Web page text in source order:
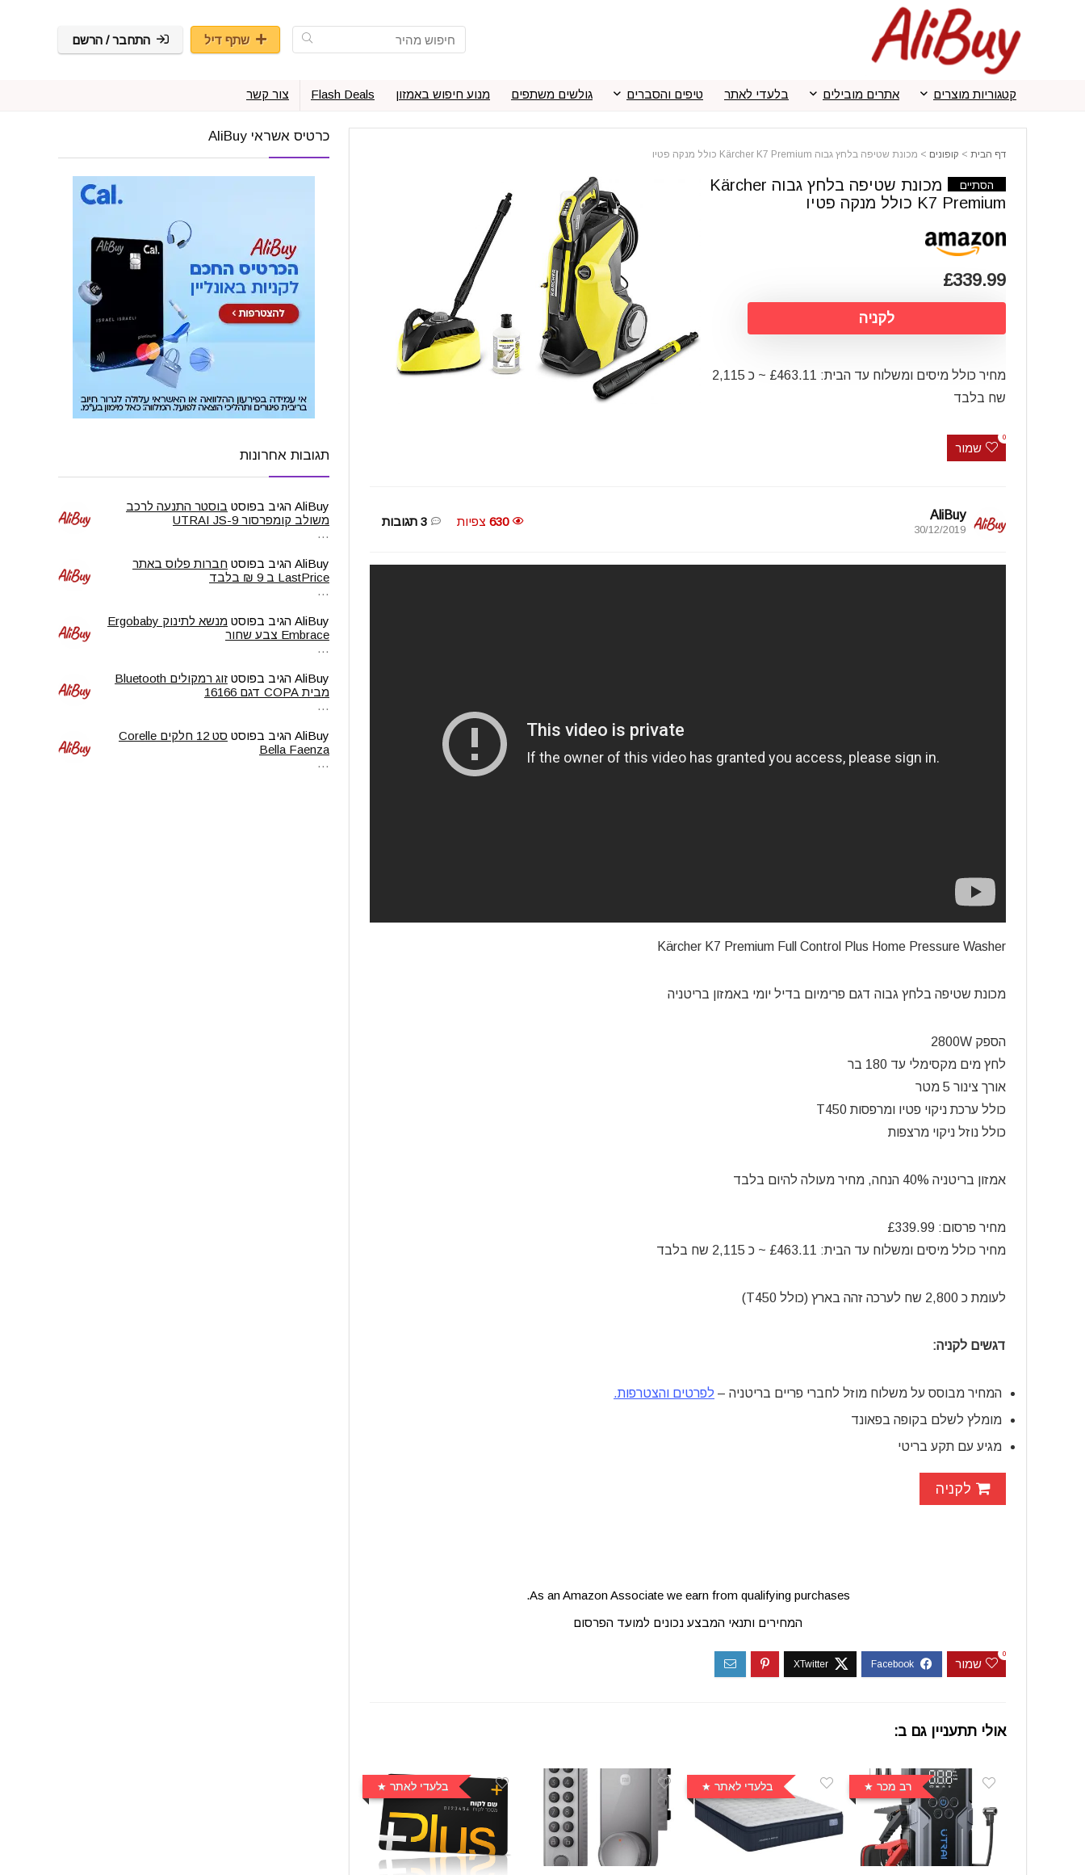
שתף דיל התחבר / הרשם
קטגוריות מוצרים אתרים מובילים בלעדי לאתר טיפים והסברים גולשים משתפים מנוע חיפוש באמזון Flash Deals צור קשר
דף הבית > קופונים > מכונת שטיפה בלחץ גבוה Kärcher K7 Premium כולל מנקה פטיו
הסתיים
מכונת שטיפה בלחץ גבוה Kärcher
K7 Premium כולל מנקה פטיו
£339.99
לקניה
מחיר כולל מיסים ומשלוח עד הבית: £463.11 ~ כ 2,115
שח בלבד
שמור
0
AliBuy
30/12/2019
630 צפיות 3 תגובות
Kärcher K7 Premium Full Control Plus Home Pressure Washer
מכונת שטיפה בלחץ גבוה דגם פרימיום בדיל יומי באמזון בריטניה
הספק 2800W
לחץ מים מקסימלי עד 180 בר
אורך צינור 5 מטר
כולל ערכת ניקוי פטיו ומרפסות T450
כולל נוזל ניקוי מרצפות
אמזון בריטניה 40% הנחה, מחיר מעולה להיום בלבד
מחיר פרסום: £339.99
מחיר כולל מיסים ומשלוח עד הבית: £463.11 ~ כ 2,115 שח בלבד
לעומת כ 2,800 שח לערכה זהה בארץ (כולל T450)
דגשים לקניה:
המחיר מבוסס על משלוח מוזל לחברי פריים בריטניה – לפרטים והצטרפות.
מומלץ לשלם בקופה בפאונד
מגיע עם תקע בריטי
לקניה
As an Amazon Associate we earn from qualifying purchases.
המחירים ותנאי המבצע נכונים למועד הפרסום
שמור
0
אולי תתעניין גם ב:
רב מכר בלעדי לאתר בלעדי לאתר
כרטיס אשראי AliBuy
תגובות אחרונות
AliBuy הגיב בפוסט בוסטר התנעה לרכב
משולב קומפרסור UTRAI JS-9
…
AliBuy הגיב בפוסט חברות פלוס באתר
LastPrice ב 9 ₪ בלבד
…
AliBuy הגיב בפוסט
מנשא לתינוק Ergobaby
Embrace צבע שחור
…
AliBuy הגיב בפוסט
זוג רמקולים Bluetooth
מבית COPA דגם 16166
…
AliBuy הגיב בפוסט
סט 12 חלקים Corelle
Bella Faenza
…